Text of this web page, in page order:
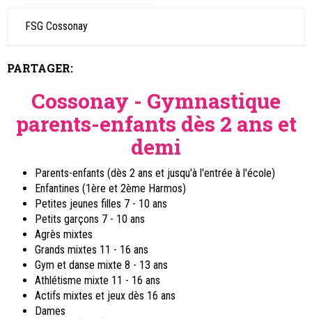
FSG Cossonay
PARTAGER:
Cossonay - Gymnastique
parents-enfants dès 2 ans et
demi
Parents-enfants (dès 2 ans et jusqu'à l'entrée à l'école)
Enfantines (1ère et 2ème Harmos)
Petites jeunes filles 7 - 10 ans
Petits garçons 7 - 10 ans
Agrès mixtes
Grands mixtes 11 - 16 ans
Gym et danse mixte 8 - 13 ans
Athlétisme mixte 11 - 16 ans
Actifs mixtes et jeux dès 16 ans
Dames